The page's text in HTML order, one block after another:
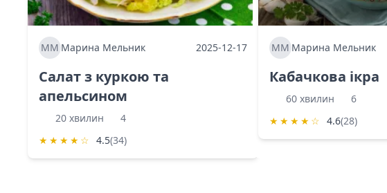
ММ Марина Мельник 2025-12-17
Салат з куркою та
апельсином
20 хвилин
4
★ ★ ★ ★ ☆ 4.5(34)
ММ Марина Мельник
Кабачкова ікра
60 хвилин
6
★ ★ ★ ★ ☆ 4.6(28)